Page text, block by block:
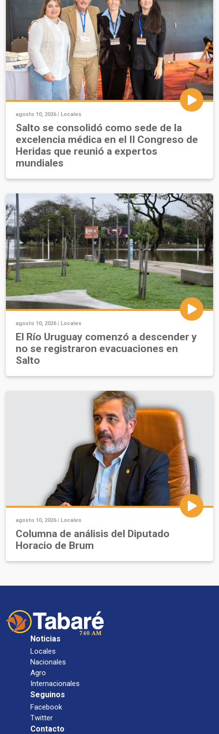
agosto 10, 2026 | Locales
Salto se consolidó como sede de la
excelencia médica en el II Congreso de
Heridas que reunió a expertos
mundiales
agosto 10, 2026 | Locales
El Río Uruguay comenzó a descender y
no se registraron evacuaciones en
Salto
agosto 10, 2026 | Locales
Columna de análisis del Diputado
Horacio de Brum
Noticias
Locales
Nacionales
Agro
Internacionales
Seguinos
Facebook
Twitter
Contacto